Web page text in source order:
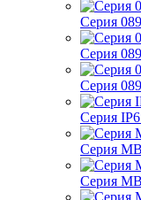
Серия
Серия
Серия
Серия
Серия
Серия